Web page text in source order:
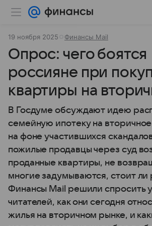
19 ноября 2025 Финансы Mail
Опрос: чего боятся
россияне при
квартиры на
В Госдуме обсуждают идею
семейную ипотеку на
на фоне участившихся
пожилые продавцы через суд
проданные квартиры, не
многие задумываются, стоит ли
Финансы Mail решили спросить
читателей, как они сегодня
жилья на вторичном рынке, и